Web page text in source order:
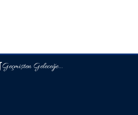
Geçmişten Geleceğe...